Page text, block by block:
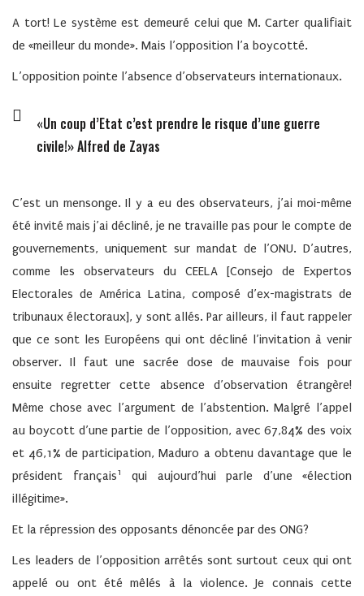
A tort! Le système est demeuré celui que M. Carter qualifiait
de «meilleur du monde». Mais l’opposition l’a boycotté.
L’opposition pointe l’absence d’observateurs internationaux.
«Un coup d’Etat c’est prendre le risque d’une guerre
civile!» Alfred de Zayas
C’est un mensonge. Il y a eu des observateurs, j’ai moi-même
été invité mais j’ai décliné, je ne travaille pas pour le compte de
gouvernements, uniquement sur mandat de l’ONU. D’autres,
comme les observateurs du CEELA [Consejo de Expertos
Electorales de América Latina, composé d’ex-magistrats de
tribunaux électoraux], y sont allés. Par ailleurs, il faut rappeler
que ce sont les Européens qui ont décliné l’invitation à venir
observer. Il faut une sacrée dose de mauvaise fois pour
ensuite regretter cette absence d’observation étrangère!
Même chose avec l’argument de l’abstention. Malgré l’appel
au boycott d’une partie de l’opposition, avec 67,84% des voix
et 46,1% de participation, Maduro a obtenu davantage que le
président français1
qui aujourd’hui parle d’une «élection
illégitime».
Et la répression des opposants dénoncée par des ONG?
Les leaders de l’opposition arrêtés sont surtout ceux qui ont
appelé ou ont été mêlés à la violence. Je connais cette